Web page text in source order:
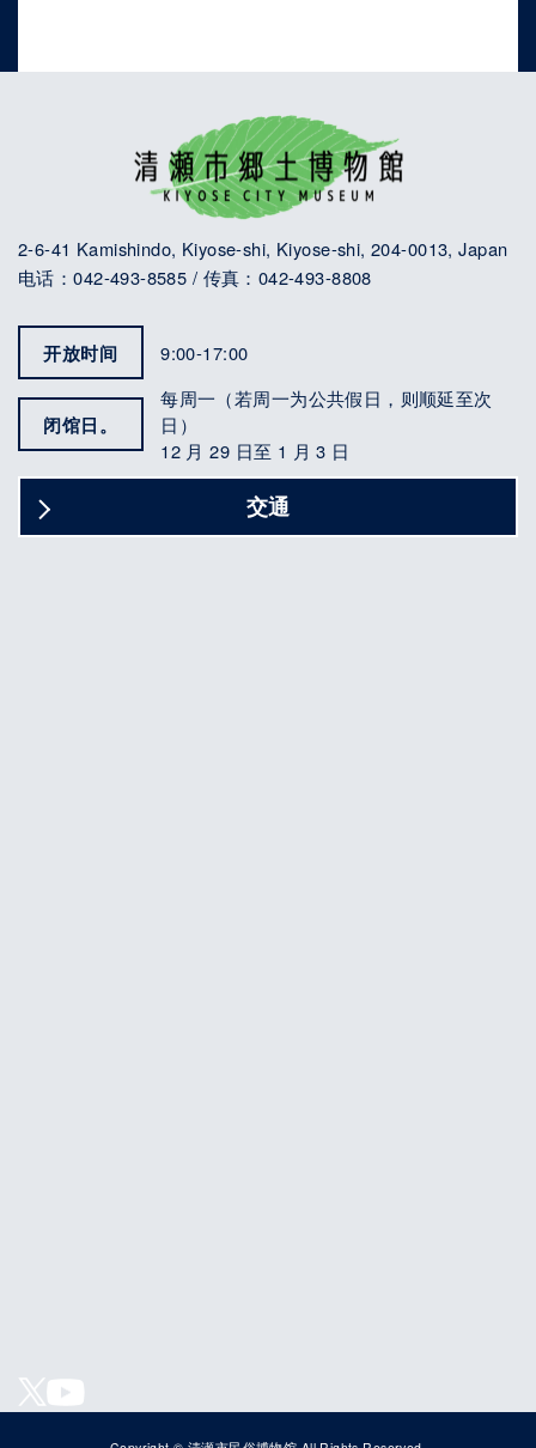
2-6-41 Kamishindo, Kiyose-shi, Kiyose-shi, 204-0013, Japan
电话：042-493-8585 / 传真：042-493-8808
开放时间 9:00-17:00
闭馆日。
每周一（若周一为公共假日，则顺延至次
日）
12 月 29 日至 1 月 3 日
交通